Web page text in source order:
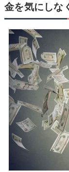
金を気にしな